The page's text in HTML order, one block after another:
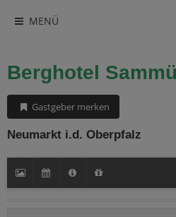
MENÜ
Berghotel
Gastgeber merken
Neumarkt i.d. Oberpfalz